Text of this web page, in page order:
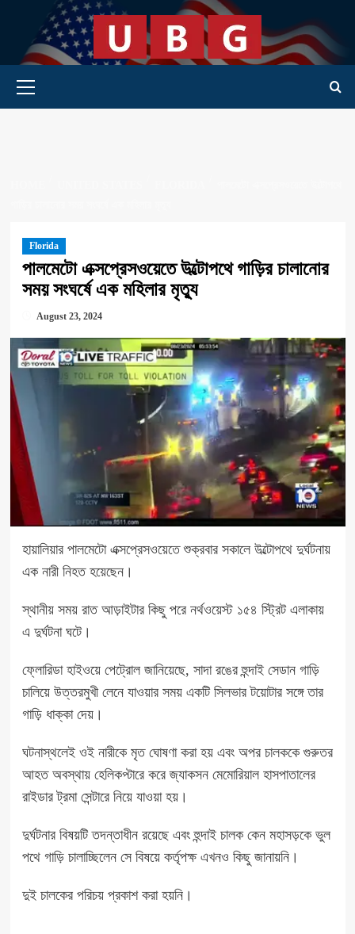
content
Primary Menu
Florida
পালমেটো এক্সপ্রেসওয়েতে উল্টোপথে গাড়ির চালানোর
সময় সংঘর্ষে এক মহিলার মৃত্যু
August 23, 2024
হায়ালিয়ার পালমেটো এক্সপ্রেসওয়েতে শুক্রবার সকালে উল্টোপথে দুর্ঘটনায়
এক নারী নিহত হয়েছেন।
স্থানীয় সময় রাত আড়াইটার কিছু পরে নর্থওয়েস্ট ১৫৪ স্ট্রিট এলাকায়
এ দুর্ঘটনা ঘটে।
ফ্লোরিডা হাইওয়ে পেট্রোল জানিয়েছে, সাদা রঙের হুন্দাই সেডান গাড়ি
চালিয়ে উত্তরমুখী লেনে যাওয়ার সময় একটি সিলভার টয়োটার সঙ্গে তার
গাড়ি ধাক্কা দেয়।
ঘটনাস্থলেই ওই নারীকে মৃত ঘোষণা করা হয় এবং অপর চালককে গুরুতর
আহত অবস্থায় হেলিকপ্টারে করে জ্যাকসন মেমোরিয়াল হাসপাতালের
রাইডার ট্রমা সেন্টারে নিয়ে যাওয়া হয়।
দুর্ঘটনার বিষয়টি তদন্তাধীন রয়েছে এবং হুন্দাই চালক কেন মহাসড়কে ভুল
পথে গাড়ি চালাচ্ছিলেন সে বিষয়ে কর্তৃপক্ষ এখনও কিছু জানায়নি।
দুই চালকের পরিচয় প্রকাশ করা হয়নি।